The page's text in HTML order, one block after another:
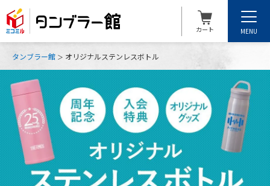
カート MENU
タンブラー館 オリジナルステンレスボトル